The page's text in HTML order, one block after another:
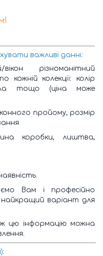
важливі данні:
різноманітний
колекції: колір
тощо (ціна може
пройому, розмір
коробки, лиштва,
Вам і професійно
варіант для
цю інформацію можна